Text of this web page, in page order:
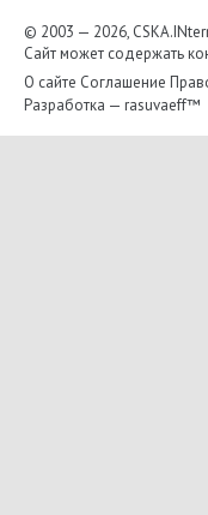
© 2003 — 2026,
Сайт может содержать
О сайте Соглашение
Разработка — rasuvaeff™